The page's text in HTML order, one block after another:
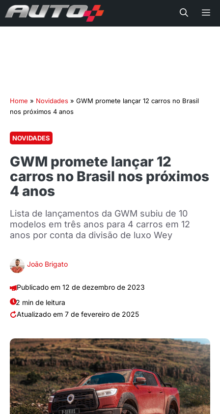
Home » Novidades » GWM promete lançar 12 carros no Brasil
nos próximos 4 anos
NOVIDADES
GWM promete lançar 12
carros no Brasil nos próximos
4 anos
Lista de lançamentos da GWM subiu de 10
modelos em três anos para 4 carros em 12
anos por conta da divisão de luxo Wey
João Brigato
12 de dezembro de 2023
2 min de leitura
7 de fevereiro de 2025